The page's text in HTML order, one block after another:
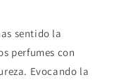
sentido la
perfumes con
Evocando la